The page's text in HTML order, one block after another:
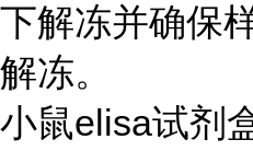
下解冻并确保
解冻。
小鼠elisa试剂